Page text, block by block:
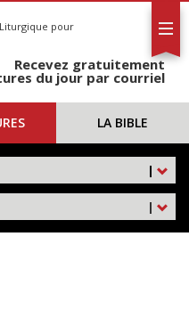
pour
Recevez gratuitement
du jour par courriel
LA BIBLE
|
|